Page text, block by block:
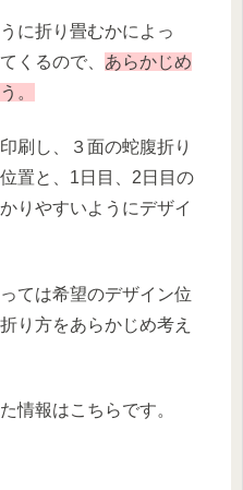
に折り畳むかによっ
くるので、 あらかじめ
。
刷し、３面の蛇腹折り
置と、1日目、2日目の
りやすいようにデザイ
ては希望のデザイン位
り方をあらかじめ考え
情報はこちらです。